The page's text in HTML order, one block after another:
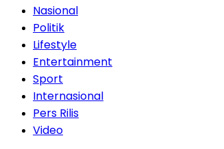
Nasional
Politik
Lifestyle
Entertainment
Sport
Internasional
Pers Rilis
Video